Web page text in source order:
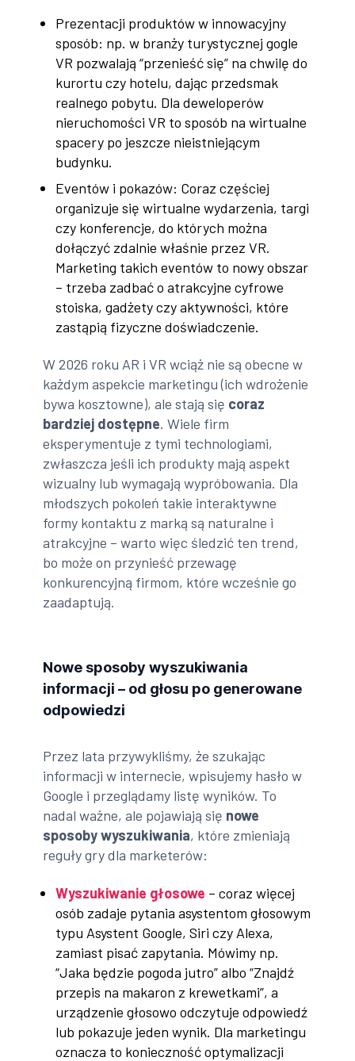
Prezentacji produktów w innowacyjny
sposób: np. w branży turystycznej gogle
VR pozwalają “przenieść się” na chwilę do
kurortu czy hotelu, dając przedsmak
realnego pobytu. Dla deweloperów
nieruchomości VR to sposób na wirtualne
spacery po jeszcze nieistniejącym
budynku.
Eventów i pokazów: Coraz częściej
organizuje się wirtualne wydarzenia, targi
czy konferencje, do których można
dołączyć zdalnie właśnie przez VR.
Marketing takich eventów to nowy obszar
– trzeba zadbać o atrakcyjne cyfrowe
stoiska, gadżety czy aktywności, które
zastąpią fizyczne doświadczenie.
W 2026 roku AR i VR wciąż nie są obecne w
każdym aspekcie marketingu (ich wdrożenie
bywa kosztowne), ale stają się coraz
bardziej dostępne. Wiele firm
eksperymentuje z tymi technologiami,
zwłaszcza jeśli ich produkty mają aspekt
wizualny lub wymagają wypróbowania. Dla
młodszych pokoleń takie interaktywne
formy kontaktu z marką są naturalne i
atrakcyjne – warto więc śledzić ten trend,
bo może on przynieść przewagę
konkurencyjną firmom, które wcześnie go
zaadaptują.
Nowe sposoby wyszukiwania
informacji – od głosu po generowane
odpowiedzi
Przez lata przywykliśmy, że szukając
informacji w internecie, wpisujemy hasło w
Google i przeglądamy listę wyników. To
nadal ważne, ale pojawiają się nowe
sposoby wyszukiwania, które zmieniają
reguły gry dla marketerów:
Wyszukiwanie głosowe – coraz więcej
osób zadaje pytania asystentom głosowym
typu Asystent Google, Siri czy Alexa,
zamiast pisać zapytania. Mówimy np.
“Jaka będzie pogoda jutro” albo “Znajdź
przepis na makaron z krewetkami”, a
urządzenie głosowo odczytuje odpowiedź
lub pokazuje jeden wynik. Dla marketingu
oznacza to konieczność optymalizacji